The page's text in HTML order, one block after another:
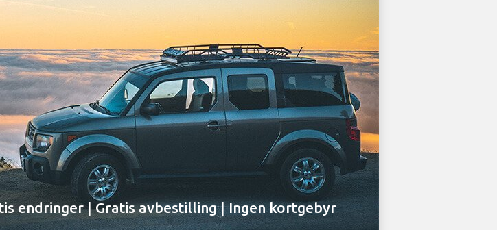
endringer | Gratis avbestilling | Ingen kortgebyr